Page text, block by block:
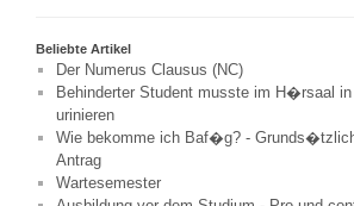
Beliebte Artikel
Der Numerus Clausus (NC)
Behinderter Student musste im H�rsaal
urinieren
Wie bekomme ich Baf�g? -
Antrag
Wartesemester